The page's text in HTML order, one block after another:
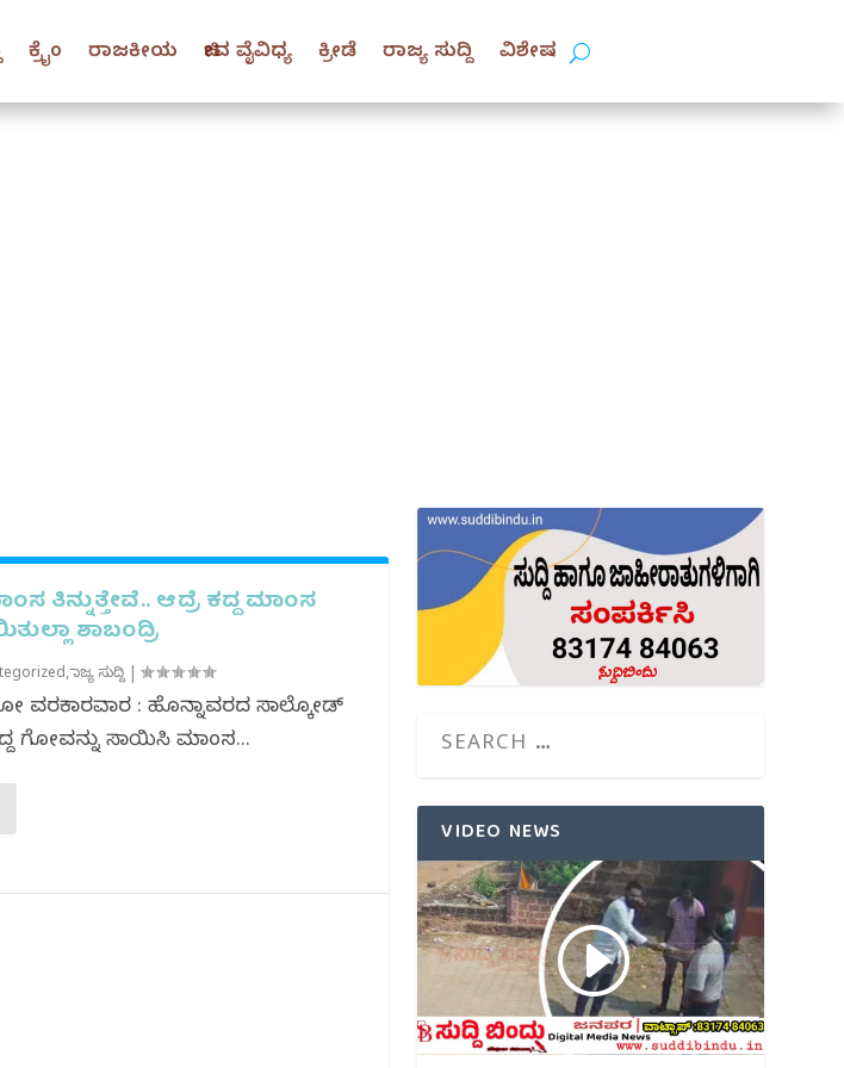
ಕ್ರೈಂ ರಾಜಕೀಯ ಜೀವ ವೈವಿಧ್ಯ ಕ್ರೀಡೆ ರಾಜ್ಯ ಸುದ್ದಿ ವಿಶೇಷ
ತಿನ್ನುತ್ತೇವೆ.. ಆದ್ರೆ ಕದ್ದ ಮಾಂಸ
ಶಾಬಂದ್ರಿ
,ರಾಜ್ಯ ಸುದ್ದಿ|
ವರದಿಕಾರವಾರ : ಹೊನ್ನಾವರದ ಸಾಲ್ಕೋಡ್
ಗೋವನ್ನು ಸಾಯಿಸಿ ಮಾಂಸ...
VIDEO NEWS